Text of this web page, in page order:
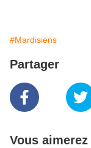
#Mardisiens
Partager
Vous